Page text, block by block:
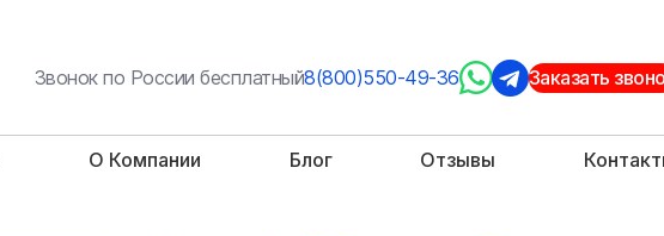
Звонок по России бесплатный8(800)550-49-36 Заказать
О Компании Блог Отзывы